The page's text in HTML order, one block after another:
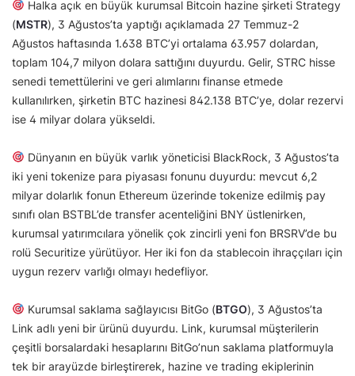
Halka açık en büyük kurumsal Bitcoin hazine şirketi Strategy
(MSTR), 3 Ağustos’ta yaptığı açıklamada 27 Temmuz-2
Ağustos haftasında 1.638 BTC’yi ortalama 63.957 dolardan,
toplam 104,7 milyon dolara sattığını duyurdu. Gelir, STRC hisse
senedi temettülerini ve geri alımlarını finanse etmede
kullanılırken, şirketin BTC hazinesi 842.138 BTC’ye, dolar rezervi
ise 4 milyar dolara yükseldi.
Dünyanın en büyük varlık yöneticisi BlackRock, 3 Ağustos’ta
iki yeni tokenize para piyasası fonunu duyurdu: mevcut 6,2
milyar dolarlık fonun Ethereum üzerinde tokenize edilmiş pay
sınıfı olan BSTBL’de transfer acenteliğini BNY üstlenirken,
kurumsal yatırımcılara yönelik çok zincirli yeni fon BRSRV’de bu
rolü Securitize yürütüyor. Her iki fon da stablecoin ihraççıları için
uygun rezerv varlığı olmayı hedefliyor.
Kurumsal saklama sağlayıcısı BitGo (BTGO), 3 Ağustos’ta
Link adlı yeni bir ürünü duyurdu. Link, kurumsal müşterilerin
çeşitli borsalardaki hesaplarını BitGo’nun saklama platformuyla
tek bir arayüzde birleştirerek, hazine ve trading ekiplerinin